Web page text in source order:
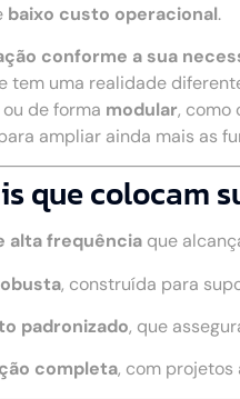
baixo custo operacional.
conforme a sua
tem uma realidade
de forma modular, como
ampliar ainda mais as
que colocam
alta frequência que
, construída para
padronizado, que
completa, com projetos